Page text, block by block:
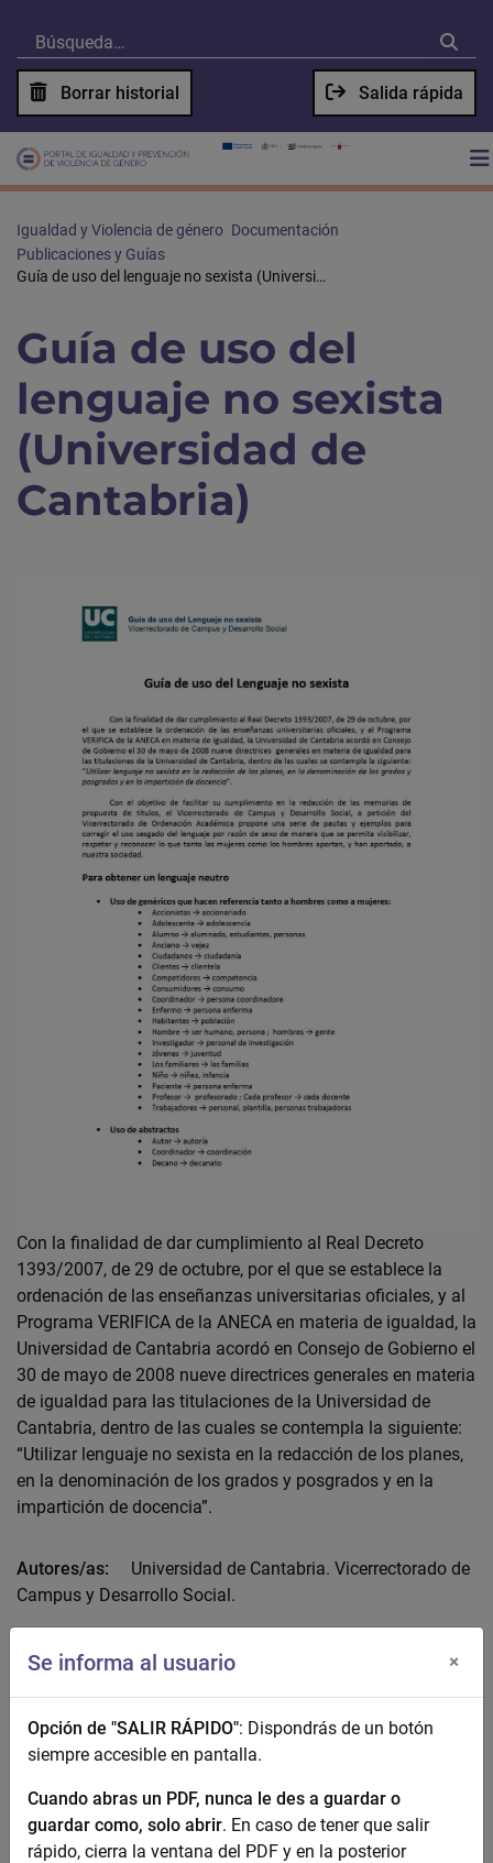
Borrar historial Salida rápida
Igualdad y Violencia de género Documentación
Publicaciones y Guías
Guía de uso del lenguaje no sexista (Universidad de Cantabria)
Guía de uso del
lenguaje no sexista
(Universidad de
Cantabria)
Con la finalidad de dar cumplimiento al Real Decreto
1393/2007, de 29 de octubre, por el que se establece la
ordenación de las enseñanzas universitarias oficiales, y al
Programa VERIFICA de la ANECA en materia de igualdad, la
Universidad de Cantabria acordó en Consejo de Gobierno el
30 de mayo de 2008 nueve directrices generales en materia
de igualdad para las titulaciones de la Universidad de
Cantabria, dentro de las cuales se contempla la siguiente:
“Utilizar lenguaje no sexista en la redacción de los planes,
en la denominación de los grados y posgrados y en la
impartición de docencia”.
Autores/as:
Universidad de Cantabria. Vicerrectorado de
Campus y Desarrollo Social.
Descarga el documento completo
Se informa al usuario ×
Opción de "SALIR RÁPIDO": Dispondrás de un botón
siempre accesible en pantalla.
Cuando abras un PDF, nunca le des a guardar o
guardar como, solo abrir. En caso de tener que salir
rápido, cierra la ventana del PDF y en la posterior